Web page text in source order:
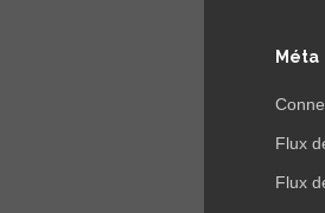
Méta
Flux
Flux